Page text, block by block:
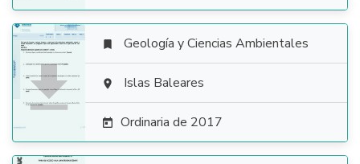

 Geología y Ciencias Ambientales
 Islas Baleares
 Ordinaria de 2017